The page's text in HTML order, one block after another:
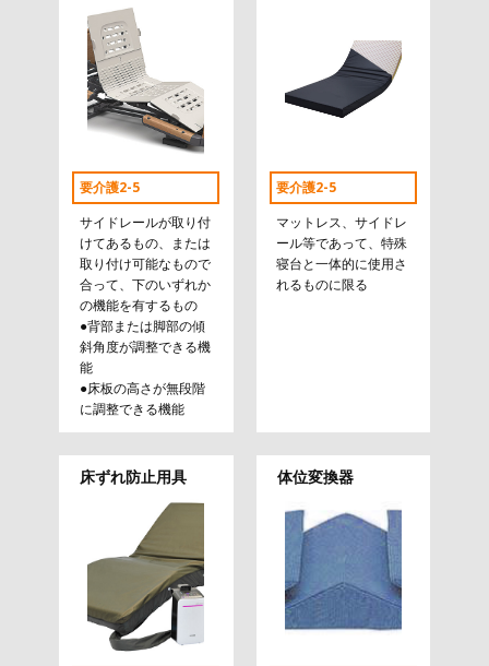
要介護2-5
サイドレールが取り付
けてあるもの、または
取り付け可能なもので
合って、下のいずれか
の機能を有するもの
●背部または脚部の傾
斜角度が調整できる機
能
●床板の高さが無段階
に調整できる機能
要介護2-5
マットレス、サイドレ
ール等であって、特殊
寝台と一体的に使用さ
れるものに限る
床ずれ防止用具 体位変換器